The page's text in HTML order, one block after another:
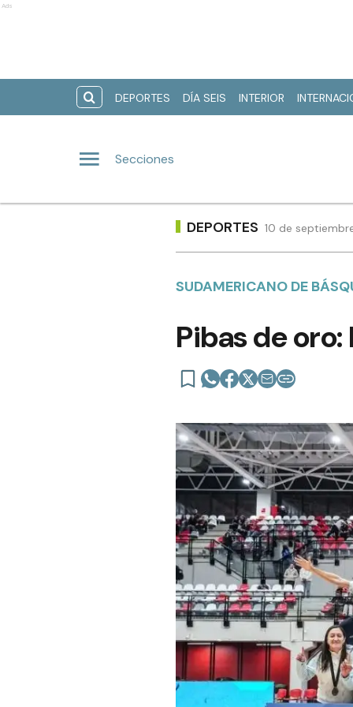
Ads
DEPORTES DÍA SEIS INTERIOR
Secciones
DEPORTES 10 de
SUDAMERICANO DE
Pibas de